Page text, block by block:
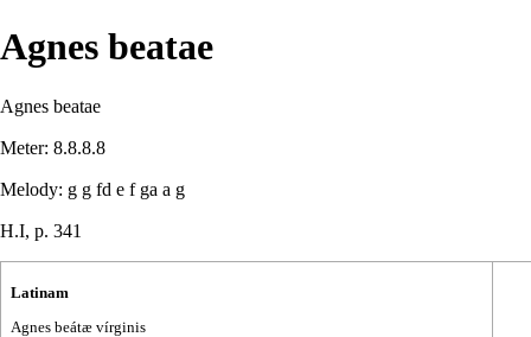
Agnes beatae
Agnes beatae
Meter: 8.8.8.8
Melody: g g fd e f ga a g
H.I, p. 341
Latinam
Agnes beátæ vírginis